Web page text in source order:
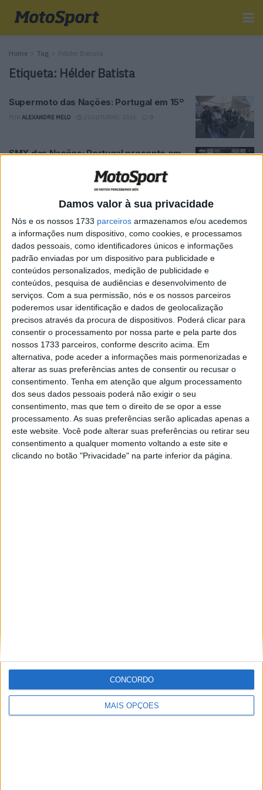
Damos valor à sua privacidade
Nós e os nossos 1733 parceiros armazenamos e/ou acedemos
a informações num dispositivo, como cookies, e processamos
dados pessoais, como identificadores únicos e informações
padrão enviadas por um dispositivo para publicidade e
conteúdos personalizados, medição de publicidade e
conteúdos, pesquisa de audiências e desenvolvimento de
serviços. Com a sua permissão, nós e os nossos parceiros
poderemos usar identificação e dados de geolocalização
precisos através da procura de dispositivos. Poderá clicar para
consentir o processamento por nossa parte e pela parte dos
nossos 1733 parceiros, conforme descrito acima. Em
alternativa, pode aceder a informações mais pormenorizadas e
alterar as suas preferências antes de consentir ou recusar o
consentimento. Tenha em atenção que algum processamento
dos seus dados pessoais poderá não exigir o seu
consentimento, mas que tem o direito de se opor a esse
processamento. As suas preferências serão aplicadas apenas a
este website. Você pode alterar suas preferências ou retirar seu
consentimento a qualquer momento voltando a este site e
clicando no botão "Privacidade" na parte inferior da página.
MAIS OPÇÕES
CONCORDO
Home Tag Hélder Batista
Etiqueta: Hélder Batista
Supermoto das Nações: Portugal em 15º
ALEXANDRE MELO 0
SMX das Nações: Portugal presente em
20 OUTUBRO, 2016 0
Tendências Comentários Novidades
MotoGP- Reviravolta com Oliveira na Honda
8 SETEMBRO, 2025
MotoGP: Reviravolta? Miguel Oliveira pode
ter vaga em 2026
28 AGOSTO, 2025
MotoGP: Paolo Campinoti (Pramac) faz
revelações ‘desconfortáveis’ sobre Marc
Márquez
16 OUTUBRO, 2025
MotoGP: Toprak Razgatlioglu ‘muito
superior’ a Miguel Oliveira
29 DEZEMBRO, 2025
Estatuto editorial
Termos e condições
Como anunciar